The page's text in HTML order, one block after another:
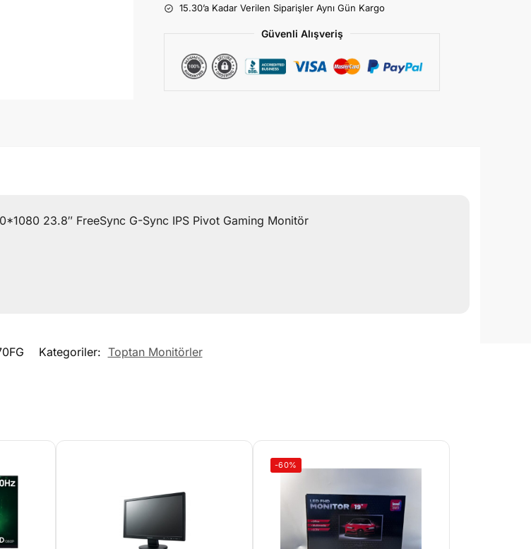
15.30’a Kadar Verilen Siparişler Aynı Gün Kargo
Güvenli Alışveriş
23.8″ FreeSync G-Sync IPS Pivot Gaming Monitör
Kategoriler: Toptan Monitörler
-60%